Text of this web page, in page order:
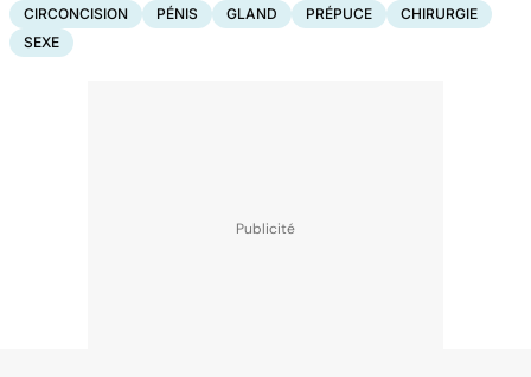
CIRCONCISION PÉNIS GLAND PRÉPUCE
CHIRURGIE
SEXE